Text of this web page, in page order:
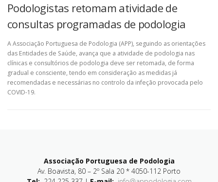
Podologistas retomam atividade de
consultas programadas de podologia
A Associação Portuguesa de Podologia (APP), seguindo as orientações
das Entidades de Saúde, avança que a atividade de podologia nas
clínicas e consultórios de podologia deve ser retomada, de forma
gradual e consciente, tendo em consideração as medidas já
recomendadas e necessárias no controlo da infeção provocada pelo
COVID-19.
Associação Portuguesa de Podologia
Av. Boavista, 80 – 2º Sala 20 * 4050-112 Porto